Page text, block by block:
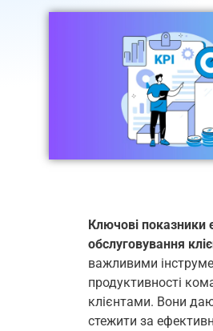
Ключові показники
обслуговування
важливими
продуктивності
клієнтами. Вони
стежити за